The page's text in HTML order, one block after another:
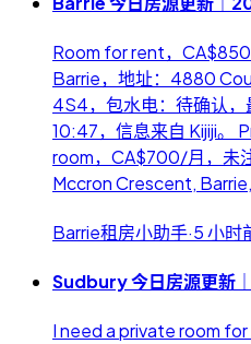
Room for rent，
Barrie，地址：4880
4S4，包水电：待确认
10:47，信息来自 Kijiji。
room，CA$700/月，未
Mccron Crescent,
Barrie租房小助手·5 小时
Sudbury 今日房源更新
I need a private room